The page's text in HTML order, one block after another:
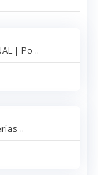
| Po ..
..